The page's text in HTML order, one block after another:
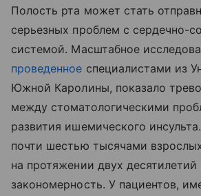
Полость рта может стать
серьезных проблем с сердечно-
системой. Масштабное
проведенное специалистами из
Южной Каролины, показало
между стоматологическими
развития ишемического
почти шестью тысячами
на протяжении двух
закономерность. У пациентов,